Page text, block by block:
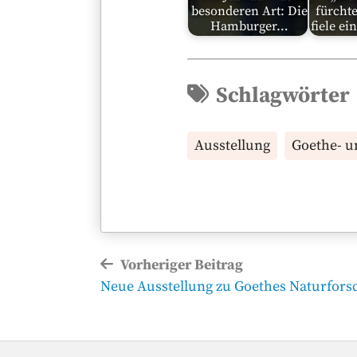
besonderen Art: Die
Hamburger…
fiele
Schlagwörter
Ausstellung Goethe-
Beitragsnavigation
Vorheriger Beitrag
Vorheriger
Neue Ausstellung zu Goethes